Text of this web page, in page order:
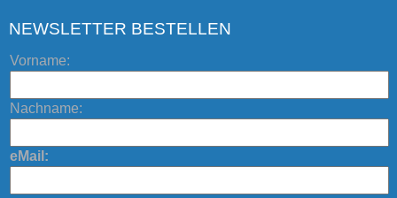
NEWSLETTER BESTELLEN
Vorname:
Nachname:
eMail: